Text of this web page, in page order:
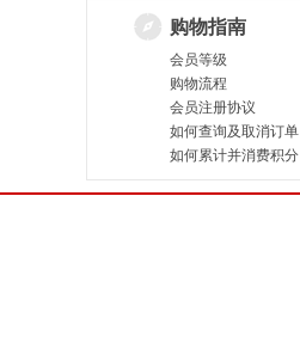
购物指南
会员等级
购物流程
会员注册协议
如何查询及取消订单
如何累计并消费积分